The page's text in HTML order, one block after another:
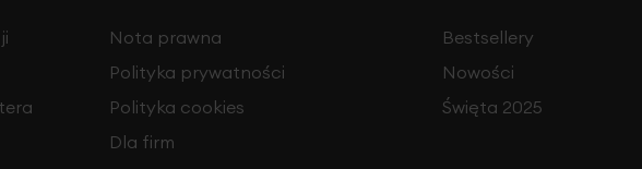
Nota prawna
Polityka prywatności
Polityka cookies
Dla firm
Bestsellery
Nowości
Święta 2025